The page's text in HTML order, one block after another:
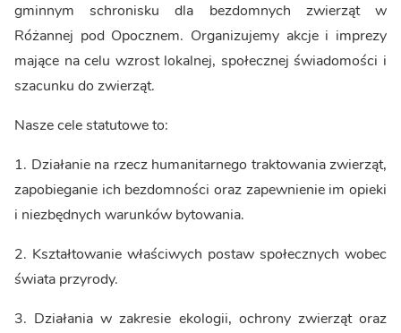
gminnym schronisku dla bezdomnych zwierząt w
Różannej pod Opocznem. Organizujemy akcje i imprezy
mające na celu wzrost lokalnej, społecznej świadomości i
szacunku do zwierząt.
Nasze cele statutowe to:
1. Działanie na rzecz humanitarnego traktowania zwierząt,
zapobieganie ich bezdomności oraz zapewnienie im opieki
i niezbędnych warunków bytowania.
2. Kształtowanie właściwych postaw społecznych wobec
świata przyrody.
3. Działania w zakresie ekologii, ochrony zwierząt oraz